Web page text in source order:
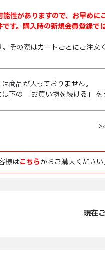
性がありますので、お早めに
す。購入時の新規会員登録で
その際はカートごとにご注文
商品が入っておりません。
下の 「お買い物を続ける」 を
>
様はこちらからご購入ください
現在